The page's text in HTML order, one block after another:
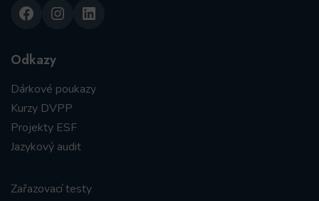
Facebook
Instagram
LinkedIn
Odkazy
Dárkové poukazy
Kurzy DVPP
Projekty ESF
Jazykový audit
Zařazovací testy